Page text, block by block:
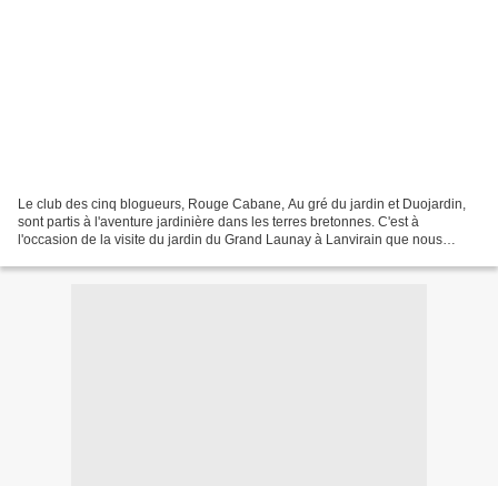
Le club des cinq blogueurs, Rouge Cabane, Au gré du jardin et Duojardin,
sont partis à l'aventure jardinière dans les terres bretonnes. C'est à
l'occasion de la visite du jardin du Grand Launay à Lanvirain que nous